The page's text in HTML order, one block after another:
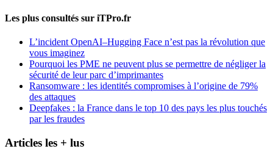
Les plus consultés sur iTPro.fr
L’incident OpenAI–Hugging Face n’est pas la révolution que
vous imaginez
Pourquoi les PME ne peuvent plus se permettre de négliger la
sécurité de leur parc d’imprimantes
Ransomware : les identités compromises à l’origine de 79%
des attaques
Deepfakes : la France dans le top 10 des pays les plus touchés
par les fraudes
Articles les + lus